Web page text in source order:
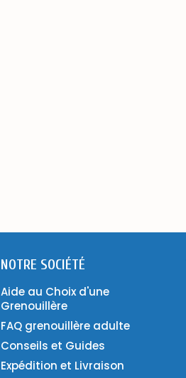
NOTRE SOCIÉTÉ
Aide au Choix d'une
Grenouillère
FAQ grenouillère adulte
Conseils et Guides
Expédition et Livraison